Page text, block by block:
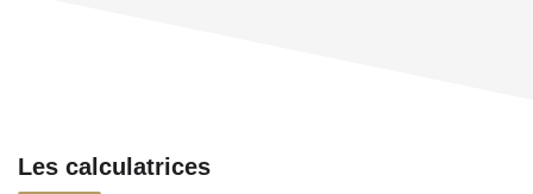
Les calculatrices